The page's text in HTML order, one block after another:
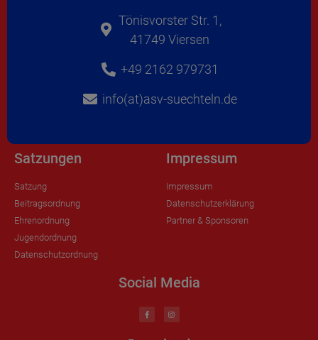
Tönisvorster Str. 1,
41749 Viersen
+49 2162 979731
info(at)asv-suechteln.de
Satzungen
Satzung
Beitragsordnung
Ehrenordnung
Jugendordnung
Datenschutzordnung
Impressum
Impressum
Datenschutzerklärung
Partner & Sponsoren
Social Media